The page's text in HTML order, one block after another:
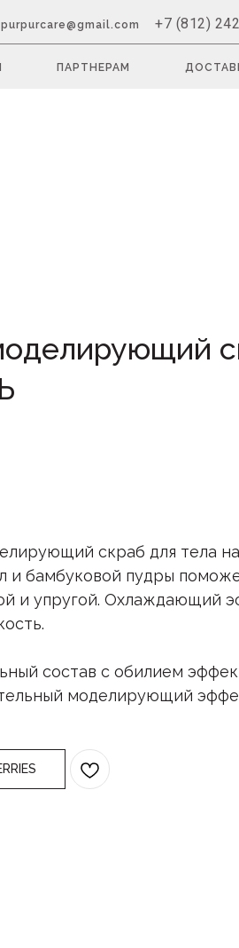
ПАРТНЕРАМ
+7 (812)
purpurcare@gmail.com
скраб для тела
и бамбуковой пудры
и упругой. Охлаждающий
состав с обилием
моделирующий